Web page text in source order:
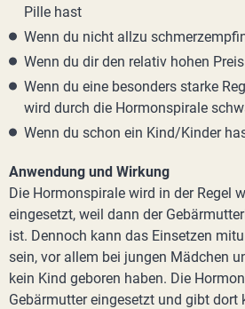
Pille hast
Wenn du nicht allzu
Wenn du dir den relativ hohen
Wenn du eine besonders starke
wird durch die Hormonspirale
Wenn du schon ein Kind/Kinder
Anwendung und Wirkung
Die Hormonspirale wird in der Regel
eingesetzt, weil dann der
ist. Dennoch kann das Einsetzen
sein, vor allem bei jungen Mädchen
kein Kind geboren haben. Die
Gebärmutter eingesetzt und gibt dort